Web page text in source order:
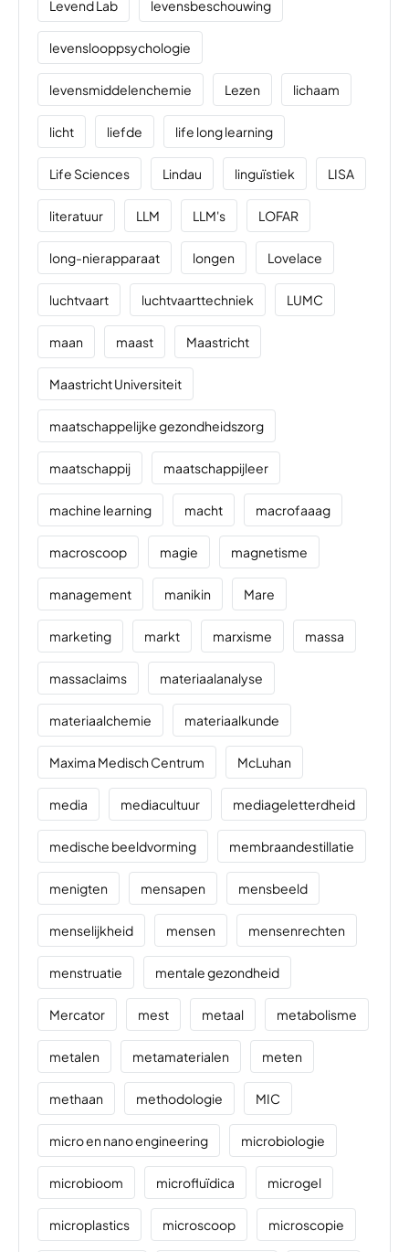
Levend Lab levensbeschouwing
levenslooppsychologie
levensmiddelenchemie Lezen lichaam
licht liefde life long learning
Life Sciences Lindau linguïstiek LISA
literatuur LLM LLM's LOFAR
long-nierapparaat longen Lovelace
luchtvaart luchtvaarttechniek LUMC
maan maast Maastricht
Maastricht Universiteit
maatschappelijke gezondheidszorg
maatschappij maatschappijleer
machine learning macht macrofaaag
macroscoop magie magnetisme
management manikin Mare
marketing markt marxisme massa
massaclaims materiaalanalyse
materiaalchemie materiaalkunde
Maxima Medisch Centrum McLuhan
media mediacultuur mediageletterdheid
medische beeldvorming membraandestillatie
menigten mensapen mensbeeld
menselijkheid mensen mensenrechten
menstruatie mentale gezondheid
Mercator mest metaal metabolisme
metalen metamaterialen meten
methaan methodologie MIC
micro en nano engineering microbiologie
microbioom microfluïdica microgel
microplastics microscoop microscopie